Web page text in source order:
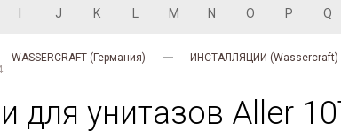
J K M N O P Q
WASSERCRAFT (Германия) ИНСТАЛЛЯЦИИ (Wassercraft)
для унитазов Aller